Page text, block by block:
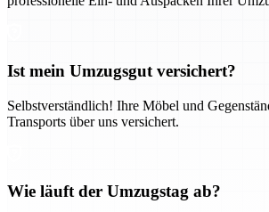
Ist mein Umzugsgut versichert?
Selbstverständlich! Ihre Möbel und
Transports über uns versichert.
Wie läuft der Umzugstag ab?